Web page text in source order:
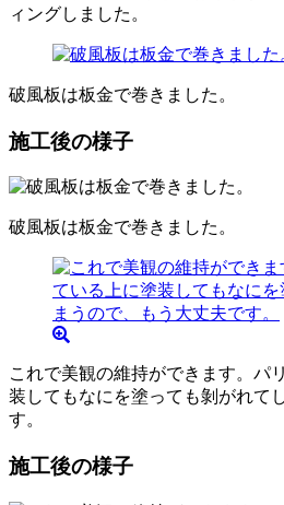
ィングしました。
破風板は板金で巻きました。
施工後の様子
破風板は板金で巻きました。
これで美観の維持ができます。パ
装してもなにを塗っても剝がれて
す。
施工後の様子